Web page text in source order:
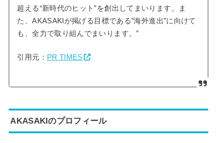
超える“新時代のヒット”を創出してまいります。ま
た、AKASAKIが掲げる目標である”海外進出”に向けて
も、全力で取り組んでまいります。”
引用元： PR TIMES
AKASAKIのプロフィール